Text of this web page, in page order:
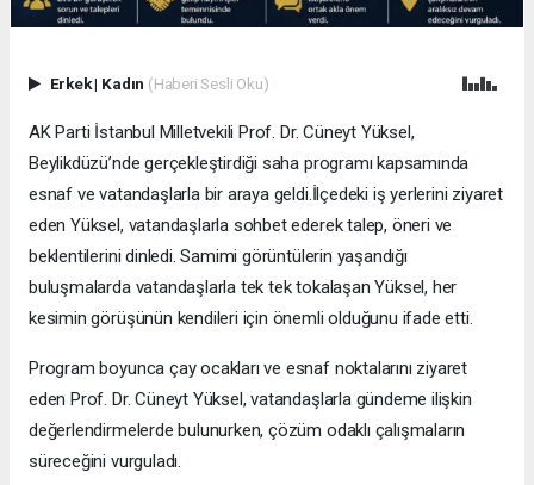
Erkek| Kadın (Haberi Sesli Oku)
AK Parti İstanbul Milletvekili Prof. Dr. Cüneyt Yüksel,
Beylikdüzü’nde gerçekleştirdiği saha programı kapsamında
esnaf ve vatandaşlarla bir araya geldi.İlçedeki iş yerlerini ziyaret
eden Yüksel, vatandaşlarla sohbet ederek talep, öneri ve
beklentilerini dinledi. Samimi görüntülerin yaşandığı
buluşmalarda vatandaşlarla tek tek tokalaşan Yüksel, her
kesimin görüşünün kendileri için önemli olduğunu ifade etti.
Program boyunca çay ocakları ve esnaf noktalarını ziyaret
eden Prof. Dr. Cüneyt Yüksel, vatandaşlarla gündeme ilişkin
değerlendirmelerde bulunurken, çözüm odaklı çalışmaların
süreceğini vurguladı.